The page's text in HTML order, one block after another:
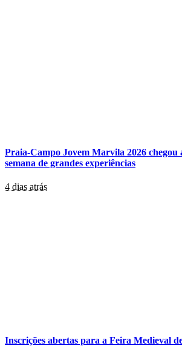
Praia-Campo Jovem Marvila 2026 chegou
semana de grandes experiências
4 dias atrás
Inscrições abertas para a Feira Medieval